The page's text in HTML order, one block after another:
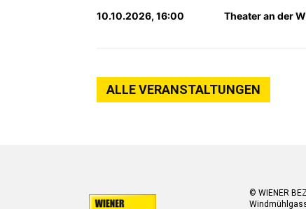
10.10.2026, 16:00 Theater an der
ALLE VERANSTALTUNGEN
© WIENER